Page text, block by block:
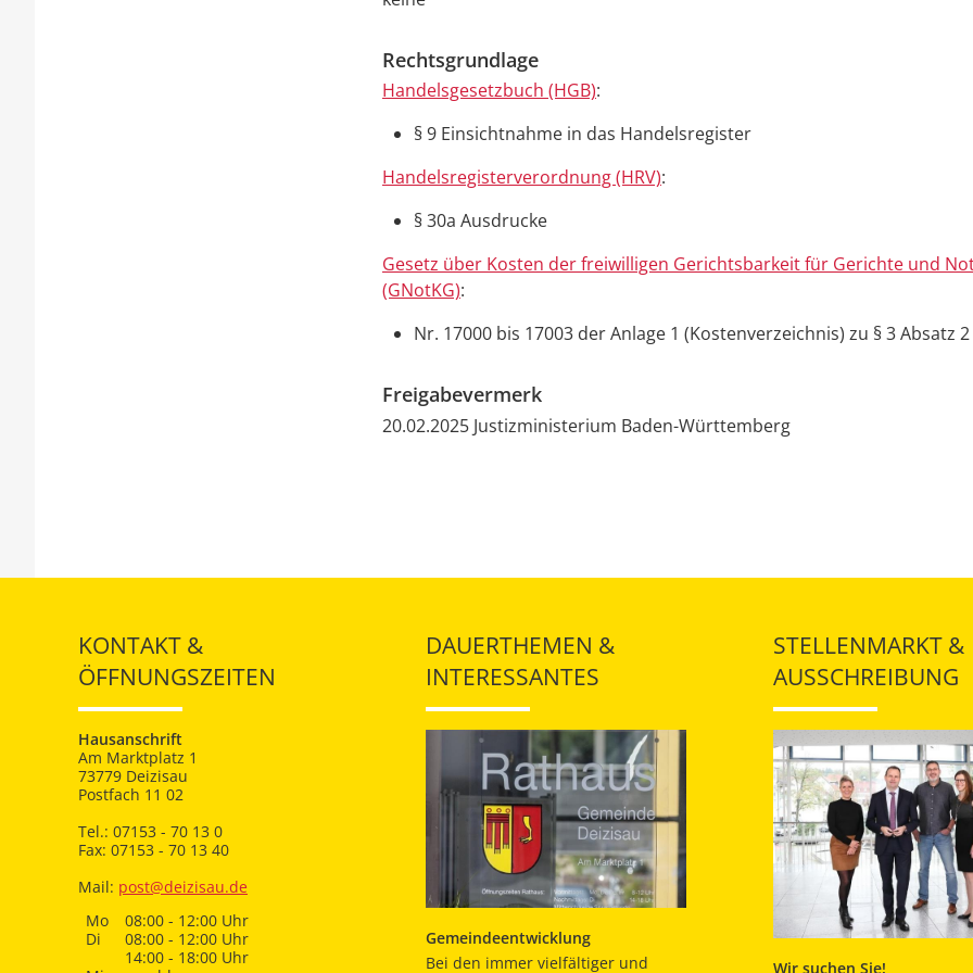
Rechtsgrundlage
Handelsgesetzbuch (HGB):
§ 9 Einsichtnahme in das Handelsregister
Handelsregisterverordnung (HRV):
§ 30a Ausdrucke
Gesetz über Kosten der freiwilligen Gerichtsbarkeit für Gerichte und
(GNotKG):
Nr. 17000 bis 17003 der Anlage 1 (Kostenverzeichnis) zu § 3 Absatz 2
Freigabevermerk
20.02.2025 Justizministerium Baden-Württemberg
KONTAKT &
ÖFFNUNGSZEITEN
Hausanschrift
Am Marktplatz 1
73779 Deizisau
Postfach 11 02
Tel.: 07153 - 70 13 0
Fax: 07153 - 70 13 40
Mail: post@deizisau.de
Mo
08:00 - 12:00 Uhr
Di
08:00 - 12:00 Uhr
14:00 - 18:00 Uhr
DAUERTHEMEN &
INTERESSANTES
Gemeindeentwicklung
Bei den immer vielfältiger und
STELLENMARKT &
AUSSCHREIBUNG
Wir suchen Sie!